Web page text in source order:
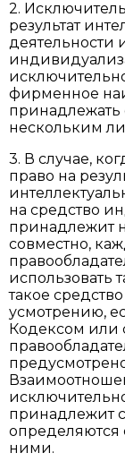
2.
результат
деятельности
фирменное
нескольким
3. В случае,
право на
на средство
принадлежит
совместно,
использовать
такое
усмотрению,
Кодексом или
принадлежит
ними.